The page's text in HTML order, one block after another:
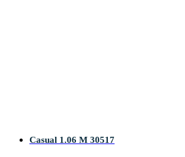
Casual 1.06 M 30517